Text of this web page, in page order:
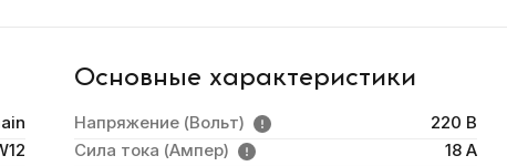
Основные характеристики
Напряжение (Вольт)
220 В
Сила тока (Ампер)
18 A